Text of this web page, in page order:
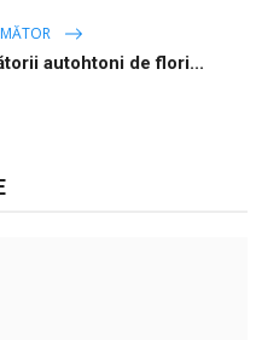
autohtoni de flori...